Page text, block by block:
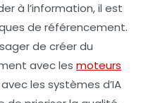
à l’information, il est
de référencement.
de créer du
avec les moteurs
les systèmes d’IA